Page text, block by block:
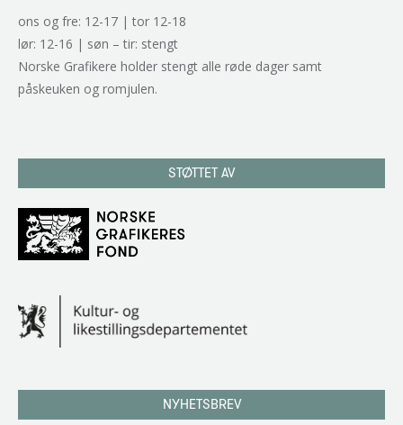
ons og fre: 12-17 | tor 12-18
lør: 12-16 | søn – tir: stengt
Norske Grafikere holder stengt alle røde dager samt
påskeuken og romjulen.
STØTTET AV
NYHETSBREV